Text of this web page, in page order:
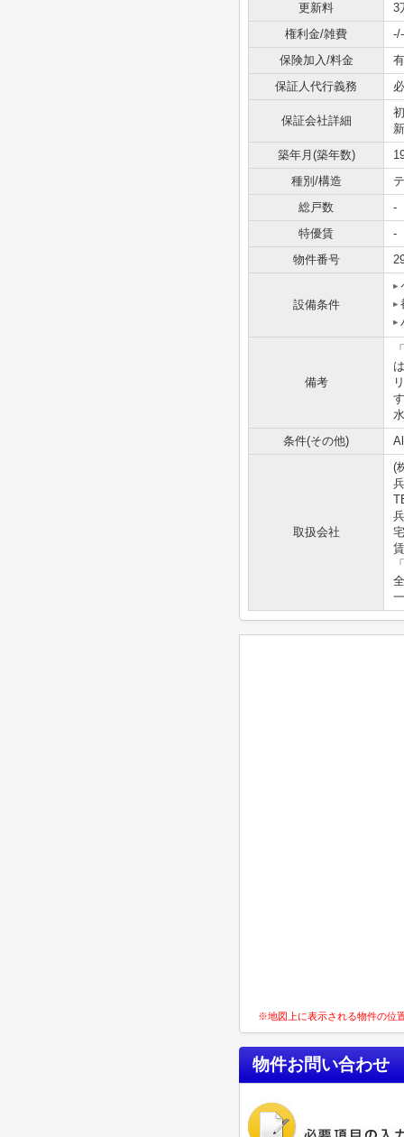
更新料
3
権利金/雑費
-/-
保険加入/料金
保証人代行義務
保証会社詳細
築年月(築年数)
種別/構造
総戸数
-
特優賃
-
物件番号
設備条件
備考
条件(その他)
取扱会社
(
※地図上に表示される物件の位
物件お問い合わせ